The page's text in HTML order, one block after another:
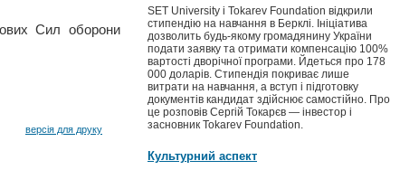
Сил оборони
версія для друку
SET University і Tokarev Foundation відкрили
стипендію на навчання в Берклі. Ініціатива
дозволить будь-якому громадянину України
подати заявку та отримати компенсацію 100%
вартості дворічної програми. Йдеться про 178
000 доларів. Стипендія покриває лише
витрати на навчання, а вступ і підготовку
документів кандидат здійснює самостійно. Про
це розповів Сергій Токарєв — інвестор і
засновник Tokarev Foundation.
Культурний аспект